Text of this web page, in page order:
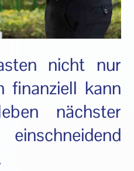
nicht nur
finanziell kann
nächster